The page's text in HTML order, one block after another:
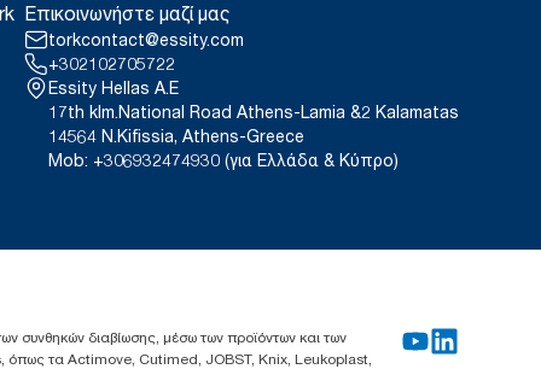
Επικοινωνήστε μαζί μας
torkcontact@essity.com
+302102705722
Essity Hellas A.E
17th klm.National Road Athens-Lamia &2 Kalamatas
14564 N.Kifissia, Athens-Greece
Mob: +306932474930 (για Ελλάδα & Κύπρο)
συνθηκών διαβίωσης, μέσω των προϊόντων και των
όπως τα Actimove, Cutimed, JOBST, Knix, Leukoplast,